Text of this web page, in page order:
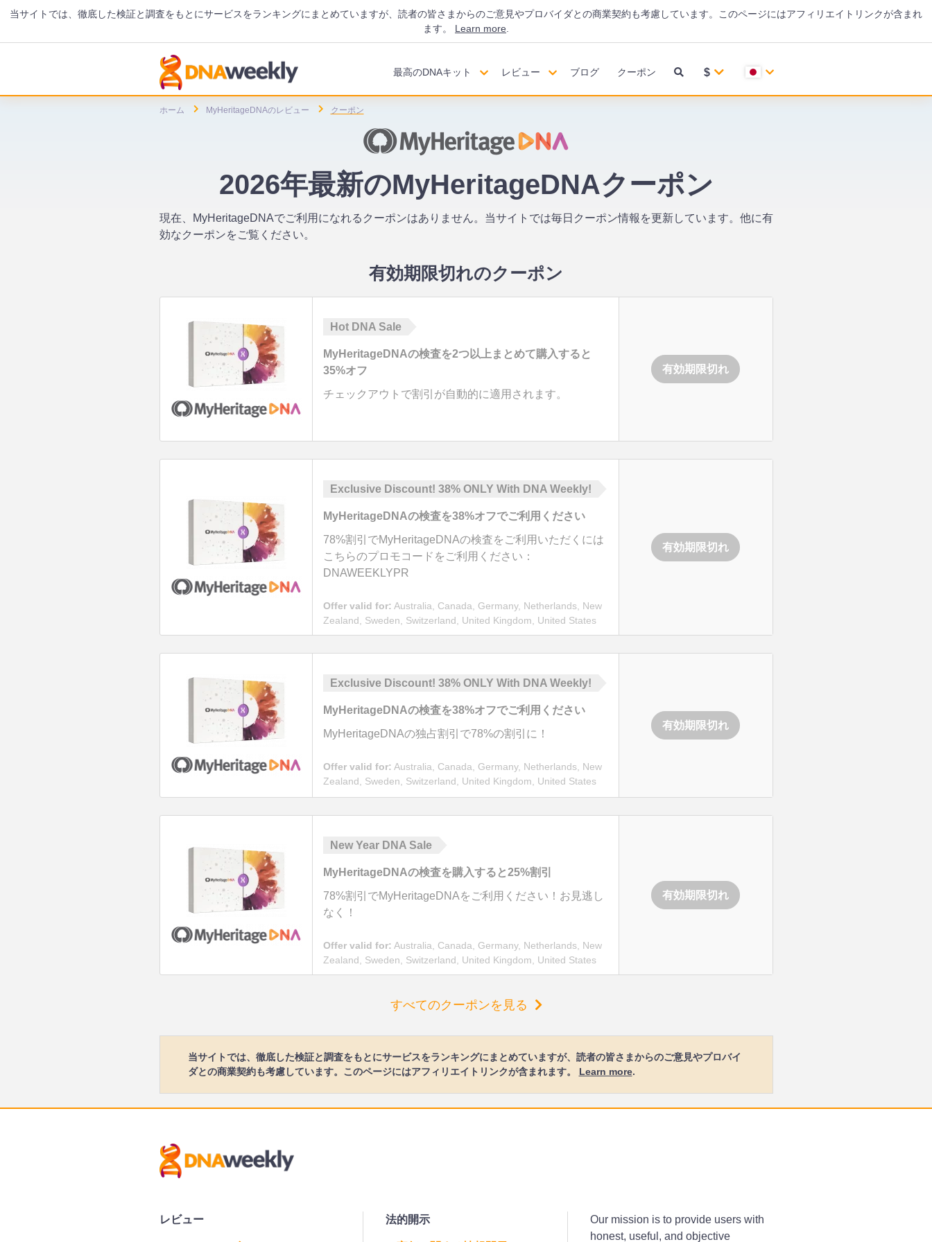
当サイトでは、徹底した検証と調査をもとにサービスをランキングにまとめていますが、読者の皆さまからのご意見やプロバイダとの商業契約も考慮しています。このページにはアフィリエイトリンクが含まれ
ます。 Learn more
最高のDNAキット レビュー ブログ クーポン $
ホーム MyHeritageDNAのレビュー クーポン
2026年最新のMyHeritageDNAクーポン
現在、MyHeritageDNAでご利用になれるクーポンはありません。当サイトでは毎日クーポン情報を更新しています。他に有
効なクーポンをご覧ください。
有効期限切れのクーポン
Hot DNA Sale
MyHeritageDNAの検査を2つ以上まとめて購入すると
35%オフ
チェックアウトで割引が自動的に適用されます。
有効期限切れ
Exclusive Discount!38% ONLY With DNA Weekly!
MyHeritageDNAの検査を38%オフでご利用ください
78%割引でMyHeritageDNAの検査をご利用いただくには
こちらのプロモコードをご利用ください：
DNAWEEKLYPR
Offer valid for: Australia, Canada, Germany, Netherlands, New
Zealand, Sweden, Switzerland, United Kingdom, United States
有効期限切れ
Exclusive Discount!38% ONLY With DNA Weekly!
MyHeritageDNAの検査を38%オフでご利用ください
MyHeritageDNAの独占割引で78%の割引に！
Offer valid for: Australia, Canada, Germany, Netherlands, New
Zealand, Sweden, Switzerland, United Kingdom, United States
有効期限切れ
New Year DNA Sale
MyHeritageDNAの検査を購入すると25%割引
78%割引でMyHeritageDNAをご利用ください！お見逃し
なく！
Offer valid for: Australia, Canada, Germany, Netherlands, New
Zealand, Sweden, Switzerland, United Kingdom, United States
有効期限切れ
すべてのクーポンを見る
当サイトでは、徹底した検証と調査をもとにサービスをランキングにまとめていますが、読者の皆さまからのご意見やプロバイ
ダとの商業契約も考慮しています。このページにはアフィリエイトリンクが含まれます。 Learn more.
レビュー 法的開示
Our mission is to provide users with
honest, useful, and objective